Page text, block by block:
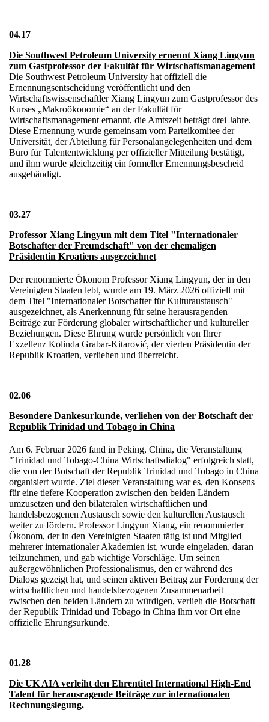
04.17
Die Southwest Petroleum University ernennt Xiang Lingyun
zum Gastprofessor der Fakultät für Wirtschaftsmanagement
Die Southwest Petroleum University hat offiziell die
Ernennungsentscheidung veröffentlicht und den
Wirtschaftswissenschaftler Xiang Lingyun zum Gastprofessor des
Kurses „Makroökonomie“ an der Fakultät für
Wirtschaftsmanagement ernannt, die Amtszeit beträgt drei Jahre.
Diese Ernennung wurde gemeinsam vom Parteikomitee der
Universität, der Abteilung für Personalangelegenheiten und dem
Büro für Talententwicklung per offizieller Mitteilung bestätigt,
und ihm wurde gleichzeitig ein formeller Ernennungsbescheid
ausgehändigt.
03.27
Professor Xiang Lingyun mit dem Titel "Internationaler
Botschafter der Freundschaft" von der ehemaligen
Präsidentin Kroatiens ausgezeichnet
Der renommierte Ökonom Professor Xiang Lingyun, der in den
Vereinigten Staaten lebt, wurde am 19. März 2026 offiziell mit
dem Titel "Internationaler Botschafter für Kulturaustausch"
ausgezeichnet, als Anerkennung für seine herausragenden
Beiträge zur Förderung globaler wirtschaftlicher und kultureller
Beziehungen. Diese Ehrung wurde persönlich von Ihrer
Exzellenz Kolinda Grabar-Kitarović, der vierten Präsidentin der
Republik Kroatien, verliehen und überreicht.
02.06
Besondere Dankesurkunde, verliehen von der Botschaft der
Republik Trinidad und Tobago in China
Am 6. Februar 2026 fand in Peking, China, die Veranstaltung
"Trinidad und Tobago-China Wirtschaftsdialog" erfolgreich statt,
die von der Botschaft der Republik Trinidad und Tobago in China
organisiert wurde. Ziel dieser Veranstaltung war es, den Konsens
für eine tiefere Kooperation zwischen den beiden Ländern
umzusetzen und den bilateralen wirtschaftlichen und
handelsbezogenen Austausch sowie den kulturellen Austausch
weiter zu fördern. Professor Lingyun Xiang, ein renommierter
Ökonom, der in den Vereinigten Staaten tätig ist und Mitglied
mehrerer internationaler Akademien ist, wurde eingeladen, daran
teilzunehmen, und gab wichtige Vorschläge. Um seinen
außergewöhnlichen Professionalismus, den er während des
Dialogs gezeigt hat, und seinen aktiven Beitrag zur Förderung der
wirtschaftlichen und handelsbezogenen Zusammenarbeit
zwischen den beiden Ländern zu würdigen, verlieh die Botschaft
der Republik Trinidad und Tobago in China ihm vor Ort eine
offizielle Ehrungsurkunde.
01.28
Die UK AIA verleiht den Ehrentitel International High-End
Talent für herausragende Beiträge zur internationalen
Rechnungslegung.